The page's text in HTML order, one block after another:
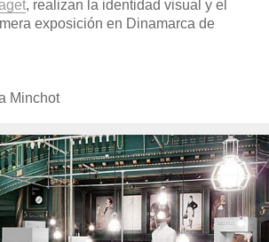
, realizan la identidad visual y el
exposición en Dinamarca de
www.experimenta.es/author/pia/
Minchot